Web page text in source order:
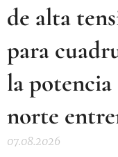
de alta
para
la potencia
norte
07.08.2026